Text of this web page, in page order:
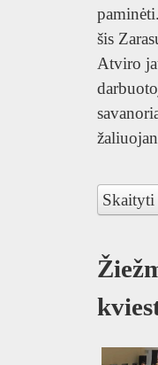
šis
Atviro
Skaityti